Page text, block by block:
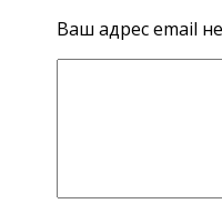
Ваш адрес email